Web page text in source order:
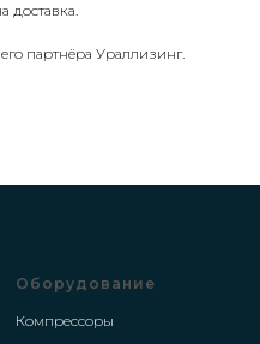
доставка.
партнёра Ураллизинг.
Оборудование
Компрессоры